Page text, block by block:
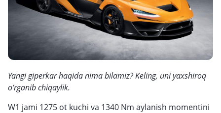
Yangi giperkar haqida nima bilamiz? Keling, uni yaxshiroq
o‘rganib chiqaylik.
W1 jami 1275 ot kuchi va 1340 Nm aylanish momentini